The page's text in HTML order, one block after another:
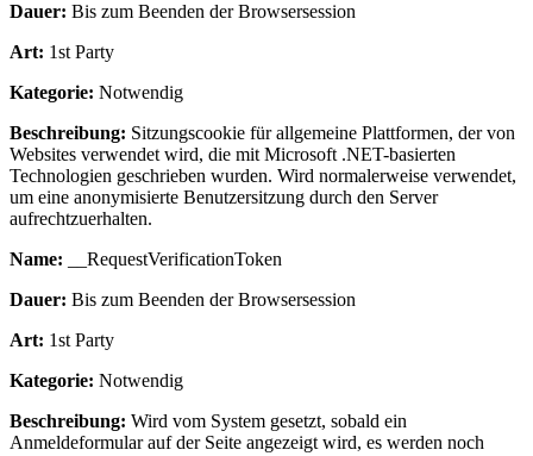
Dauer: Bis zum Beenden der Browsersession
Art: 1st Party
Kategorie: Notwendig
Beschreibung: Sitzungscookie für allgemeine Plattformen, der von
Websites verwendet wird, die mit Microsoft .NET-basierten
Technologien geschrieben wurden. Wird normalerweise verwendet,
um eine anonymisierte Benutzersitzung durch den Server
aufrechtzuerhalten.
Name: __RequestVerificationToken
Dauer: Bis zum Beenden der Browsersession
Art: 1st Party
Kategorie: Notwendig
Beschreibung: Wird vom System gesetzt, sobald ein
Anmeldeformular auf der Seite angezeigt wird, es werden noch